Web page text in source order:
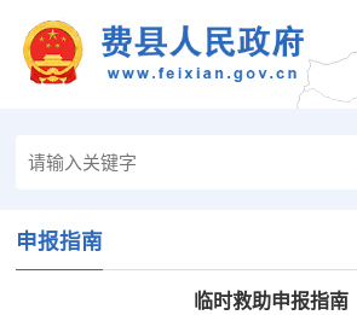
申报指南
临时救助申报指南